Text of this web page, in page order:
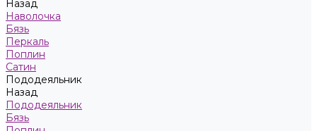
Назад
Наволочка
Бязь
Перкаль
Поплин
Сатин
Пододеяльник
Назад
Пододеяльник
Бязь